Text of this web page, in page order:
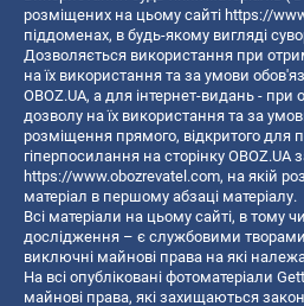
розміщених на цьому сайті https://
піддоменах, в будь-якому вигляді
Дозволяється використання при
на їх використання та за умови
OBOZ.UA, а для інтернет-видань -
дозволу на їх використання та за
розміщення прямого, відкритого для
гіперпосилання на сторінку
https://www.obozrevatel.com, на якій
матеріал в першому абзаці матеріалу.
Всі матеріали на цьому сайті, в тому
дослідження – є службовими творами
виключні майнові права на які
На всі опубліковані фотоматеріали
майнові права, які захищаються